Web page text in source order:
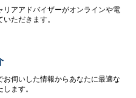
リアアドバイザーがオンラインや電
ただきます。
お伺いした情報からあなたに最適な
ます。